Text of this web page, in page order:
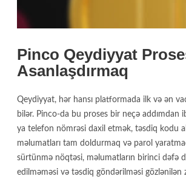
Pinco Qeydiyyat
Asanlaşdırmaq
Qeydiyyat, hər hansı platformada ilk və ən
bilər. Pinco-da bu proses bir neçə addımdan
ya telefon nömrəsi daxil etmək, təsdiq kodu
məlumatları tam doldurmaq və parol
sürtünmə nöqtəsi, məlumatların birinci dəfə
edilməməsi və təsdiq göndərilməsi gözlənilən